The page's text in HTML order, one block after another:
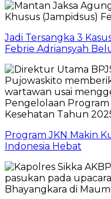
Jadi Tersangka 3
Febrie Adriansyah
Program JKN Makin
Indonesia Hebat